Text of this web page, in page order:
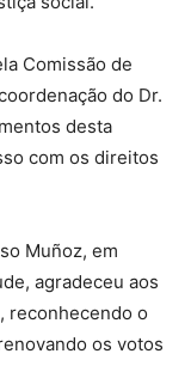
Comissão de
do Dr.
desta
com os direitos
Muñoz, em
agradeceu aos
reconhecendo o
os votos